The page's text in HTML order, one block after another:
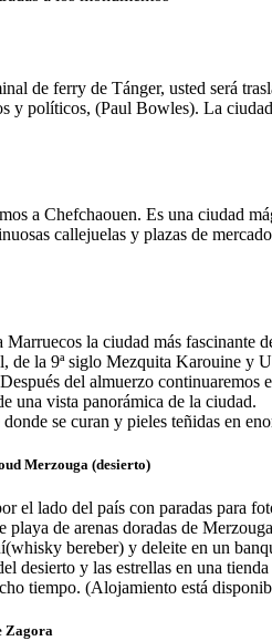
de ferry de Tánger, usted será
y políticos, (Paul Bowles). La
a Chefchaouen. Es una ciudad
callejuelas y plazas de
Marruecos la ciudad más
de la 9ª siglo Mezquita Karouine y
del almuerzo
una vista panorámica de la ciudad.
se curan y pieles teñidas en
Merzouga (desierto)
el lado del país con paradas para
playa de arenas doradas de
bereber) y deleite en un
desierto y las estrellas en una
tiempo. (Alojamiento está
Zagora